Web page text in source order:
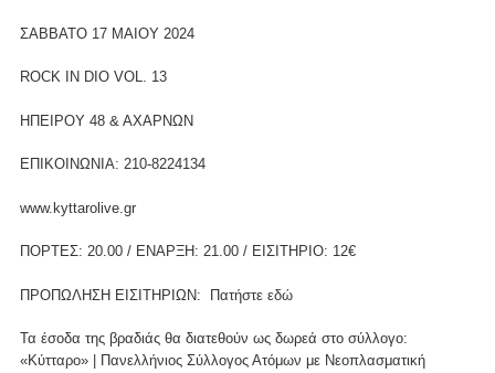
ΣΑΒΒΑΤΟ 17 ΜΑΙΟΥ 2024
ROCK IN DIO VOL. 13
ΗΠΕΙΡΟΥ 48 & ΑΧΑΡΝΩΝ
ΕΠΙΚΟΙΝΩΝΙΑ: 210-8224134
www.kyttarolive.gr
ΠΟΡΤΕΣ: 20.00 / ΕΝΑΡΞΗ: 21.00 / ΕΙΣΙΤΗΡΙΟ: 12€
ΠΡΟΠΩΛΗΣΗ ΕΙΣΙΤΗΡΙΩΝ: Πατήστε εδώ
Τα έσοδα της βραδιάς θα διατεθούν ως δωρεά στο σύλλογο:
«Κύτταρο» | Πανελλήνιος Σύλλογος Ατόμων με Νεοπλασματική